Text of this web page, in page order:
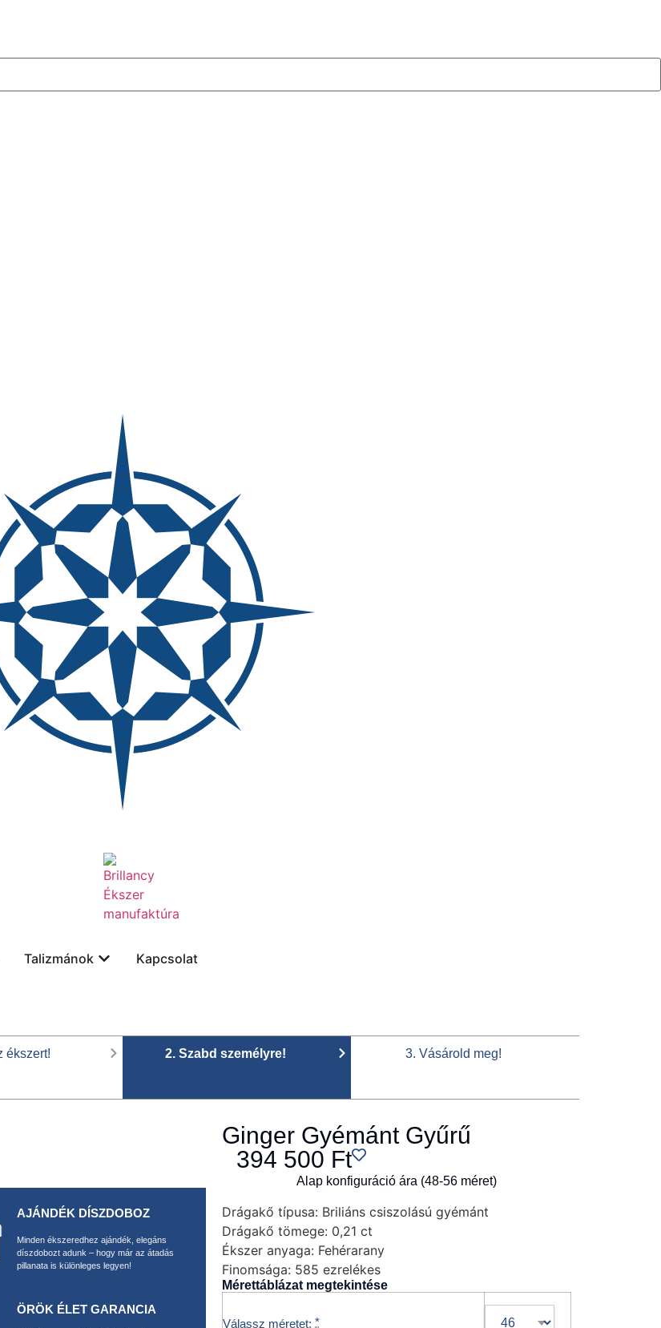
Talizmánok Kapcsolat
ékszert! 2. Szabd személyre! 3. Vásárold meg!
AJÁNDÉK DÍSZDOBOZ
Minden ékszeredhez ajándék, elegáns
díszdobozt adunk – hogy már az átadás
pillanata is különleges legyen!
ÖRÖK ÉLET GARANCIA
Ginger Gyémánt Gyűrű
394 500 Ft
Alap konfiguráció ára (48-56 méret)
Drágakő típusa: Briliáns csiszolású gyémánt
Drágakő tömege: 0,21 ct
Ékszer anyaga: Fehérarany
Finomsága: 585 ezrelékes
Mérettáblázat megtekintése
Válassz méretet: *